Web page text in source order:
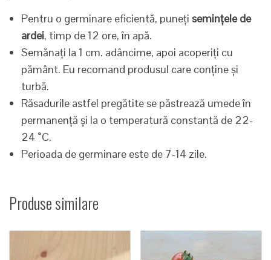
Pentru o germinare eficientă, puneți semințele de
ardei, timp de 12 ore, în apă.
Semănați la 1 cm. adâncime, apoi acoperiți cu
pământ. Eu recomand produsul care conține și
turbă.
Răsadurile astfel pregătite se păstrează umede în
permanență și la o temperatură constantă de 22-
24 ˚C.
Perioada de germinare este de 7-14 zile.
Produse similare